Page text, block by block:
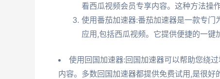
看西瓜视频会员专享内容。这种方法操
使用番茄加速器:番茄加速器是一款专
应用,包括西瓜视频。它提供便捷的一键
使用回国加速器:回国加速器可以帮助您绕
内容。多数回国加速器都提供免费试用,是很好